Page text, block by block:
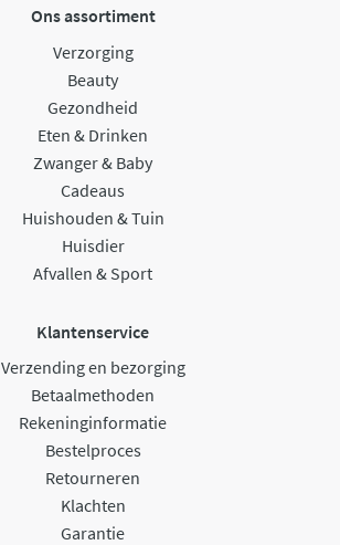
Ons assortiment
Verzorging
Beauty
Gezondheid
Eten & Drinken
Zwanger & Baby
Cadeaus
Huishouden & Tuin
Huisdier
Afvallen & Sport
Klantenservice
Verzending en bezorging
Betaalmethoden
Rekeninginformatie
Bestelproces
Retourneren
Klachten
Garantie